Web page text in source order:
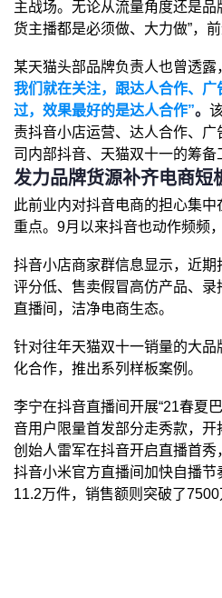
主战场。无论从流量角度还是
货主播都是必须做、大力做”，
某天猫头部品牌负责人也曾透露
我们就在关注，跟达人合作、
过，效果最好的是达人合作”。
责抖音小店运营、达人合作、
司内部抖音、天猫双十一的筹备
发力品牌货源补齐电商短
此前业内对抖音电商的担心集
重点。9月以来抖音也动作频频
抖音小店商家群信息显示，近
评分低、售卖假冒高仿产品、
直播间，洁净电商生态。
针对往年天猫双十一销量的大品
化合作，推出系列样板案例。
李宁在抖音直播间开展“21春夏
音用户限量首发部分走秀款，
创始人雷军在抖音开启直播首秀
抖音小米官方直播间加快自播
11.2万件，销售额则突破了7500